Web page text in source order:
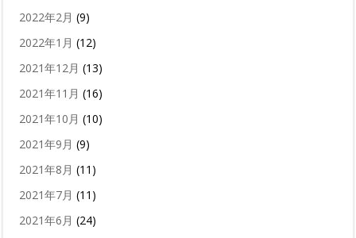
2022年2月 (9)
2022年1月 (12)
2021年12月 (13)
2021年11月 (16)
2021年10月 (10)
2021年9月 (9)
2021年8月 (11)
2021年7月 (11)
2021年6月 (24)